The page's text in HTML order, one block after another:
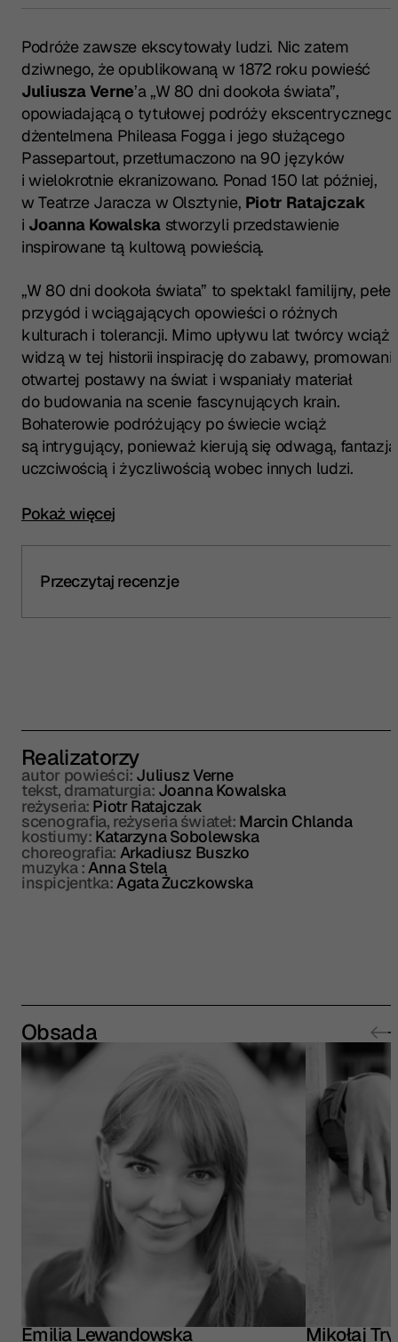
Podróże zawsze ekscytowały ludzi. Nic zatem
dziwnego, że opublikowaną w 1872 roku powieść
Juliusza Verne’a „W 80 dni dookoła świata”,
opowiadającą o tytułowej podróży ekscentrycznego
dżentelmena Phileasa Fogga i jego służącego
Passepartout, przetłumaczono na 90 języków
i wielokrotnie ekranizowano. Ponad 150 lat później,
w Teatrze Jaracza w Olsztynie, Piotr Ratajczak
i Joanna Kowalskastworzyli przedstawienie
inspirowane tą kultową powieścią.
„W 80 dni dookoła świata” to spektakl familijny,
przygód i wciągających opowieści o różnych
kulturach i tolerancji. Mimo upływu lat twórcy wciąż
widzą w tej historii inspirację do zabawy,
otwartej postawy na świat i wspaniały materiał
do budowania na scenie fascynujących krain.
Bohaterowie podróżujący po świecie wciąż
są intrygujący, ponieważ kierują się odwagą,
uczciwością i życzliwością wobec innych ludzi.
Kliknij, aby rozwinąć pełny opis spektaklu
Pokaż więcej
Przeczytaj recenzje
Realizatorzy
autor powieści:Juliusz Verne
kostiumy: Katarzyna Sobolewska
tekst, dramaturgia: Joanna Kowalska
choreografia: Arkadiusz Buszko
reżyseria: Piotr Ratajczak
muzyka :Anna Stela
scenografia, reżyseria świateł: Marcin Chlanda
inspicjentka:Agata Żuczkowska
Obsada
Emilia Lewandowska Mikołaj